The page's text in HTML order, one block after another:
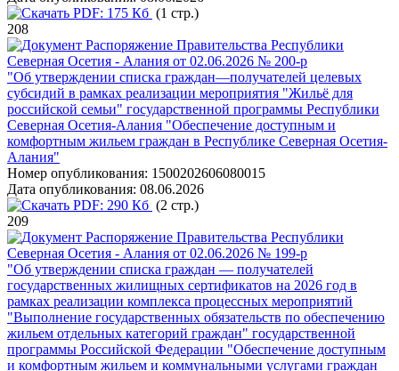
PDF: 175 Кб (1 стр.)
208
Распоряжение Правительства Республики
Северная Осетия - Алания от 02.06.2026 № 200-р
"Об утверждении списка граждан—получателей целевых
субсидий в рамках реализации мероприятия "Жильё для
российской семьи" государственной программы Республики
Северная Осетия-Алания "Обеспечение доступным и
комфортным жильем граждан в Республике Северная Осетия-
Алания"
Номер опубликования: 1500202606080015
Дата опубликования: 08.06.2026
PDF: 290 Кб (2 стр.)
209
Распоряжение Правительства Республики
Северная Осетия - Алания от 02.06.2026 № 199-р
"Об утверждении списка граждан — получателей
государственных жилищных сертификатов на 2026 год в
рамках реализации комплекса процессных мероприятий
"Выполнение государственных обязательств по обеспечению
жильем отдельных категорий граждан" государственной
программы Российской Федерации "Обеспечение доступным
и комфортным жильем и коммунальными услугами граждан